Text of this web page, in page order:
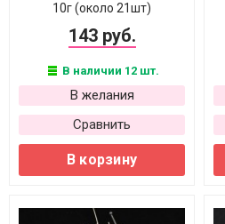
10г (около 21шт)
143 руб.
В наличии 12 шт.
В желания
Сравнить
В корзину